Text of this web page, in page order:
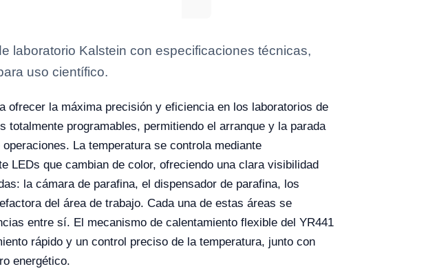
laboratorio Kalstein con especificaciones técnicas,
uso científico.
ofrecer la máxima precisión y eficiencia en los laboratorios de
programables, permitiendo el arranque y la parada
La temperatura se controla mediante
LEDs que cambian de color, ofreciendo una clara visibilidad
la cámara de parafina, el dispensador de parafina, los
del área de trabajo. Cada una de estas áreas se
entre sí. El mecanismo de calentamiento flexible del YR441
rápido y un control preciso de la temperatura, junto con
energético.